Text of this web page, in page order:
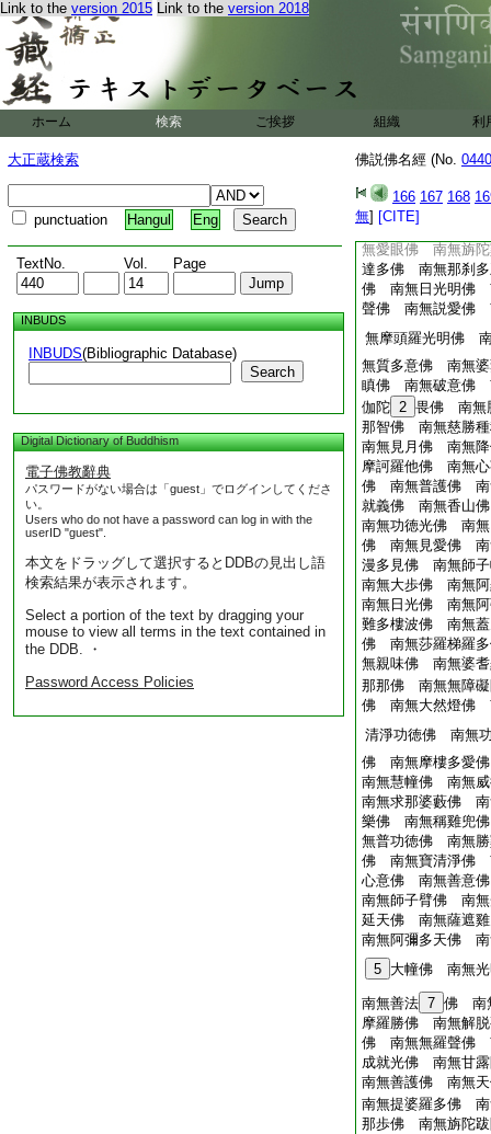
Link to the version 2015 Link to the version 2018
ホーム 検索 ご挨拶 組織 利
大正蔵検索
punctuation Hangul Eng
TextNo. Vol. Page
INBUDS
INBUDS(Bibliographic Database)
Search
Digital Dictionary of Buddhism
電子佛教辭典
パスワードがない場合は「guest」でログインしてくださ
い。
Users who do not have a password can log in with the
userID "guest".
本文をドラッグして選択するとDDBの見出し語
検索結果が表示されます。
Select a portion of the text by dragging your
mouse to view all terms in the text contained in
the DDB. ・
Password Access Policies
佛説佛名經 (No.
166 167 168
無] [CITE]
8
聖佛 南
無普清淨佛 南無
訶應佛 南無憂多
南無出智佛 南無
婆
佛 南無彌
11
佛 南無聲拘吒佛
無天國土佛 南無
阿難陀波頗佛 南
王佛 南無勝雞兜
無愛眼佛 南無旃
達多佛 南無那刹
佛 南無日光明佛
聲佛 南無説愛佛
無摩頭羅光明佛
無質多意佛 南無
瞋佛 南無破意佛
伽陀 2 畏佛 南無
那智佛 南無慈勝
南無見月佛 南無
摩訶羅他佛 南無
佛 南無普護佛 南
就義佛 南無香山
南無功徳光佛 南
佛 南無見愛佛 南
漫多見佛 南無師
南無大歩佛 南無阿
南無日光佛 南無
難多樓波佛 南無
佛 南無莎羅梯羅
無親味佛 南無婆
那那佛 南無無障
佛 南無大然燈佛
清淨功徳佛 南無
佛 南無摩樓多愛
南無慧幢佛 南無
南無求那婆藪佛
樂佛 南無稱雞兜
無普功徳佛 南無
佛 南無寶清淨佛
心意佛 南無善意
南無師子臂佛 南
延天佛 南無薩遮
南無阿彌多天佛
5 大幢佛 南無
南無善法 7 佛 南
摩羅勝佛 南無解
佛 南無無羅聲佛
成就光佛 南無甘
南無善護佛 南無
南無提婆羅多佛
那歩佛 南無旃陀